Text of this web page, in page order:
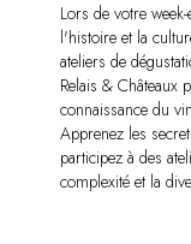
Lors de votre
l'histoire et la
ateliers de
Relais & Châteaux
connaissance du
Apprenez les
participez à des
complexité et la